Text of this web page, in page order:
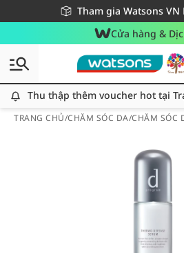
Tham gia Watsons
Miễn phí giao hàng cho
Giao hàng nhanh 24h - Áp dụng
Cửa hàng &
Thu thập
Thu thập thêm voucher hot tại
TRANG CHỦ/CHĂM SÓC DA/CHĂM SÓC